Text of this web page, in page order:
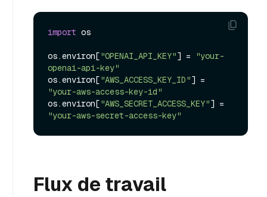
import os
os.environ["OPENAI_API_KEY"] =
"your-
openai-api-key"
os.environ["AWS_ACCESS_KEY_ID"
"your-aws-access-key-id"
os.environ["AWS_SECRET_ACCESS_KEY"
"your-aws-secret-access-key"
Flux de travail